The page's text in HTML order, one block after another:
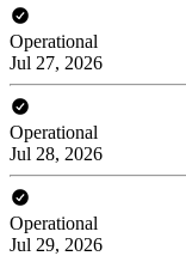
Operational
Jul 27, 2026
Operational
Jul 28, 2026
Operational
Jul 29, 2026